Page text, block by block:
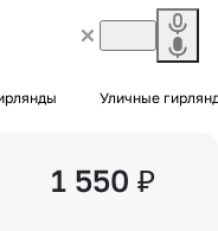
Уличные
1 550 ₽